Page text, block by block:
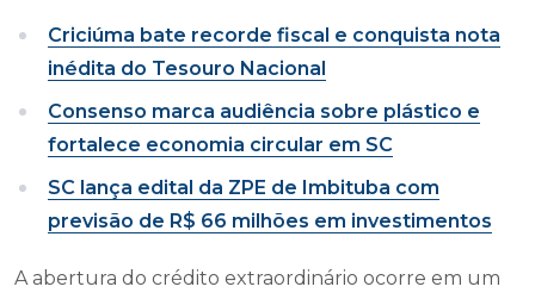
Criciúma bate recorde fiscal e conquista nota
inédita do Tesouro Nacional
Consenso marca audiência sobre plástico e
fortalece economia circular em SC
SC lança edital da ZPE de Imbituba com
previsão de R$ 66 milhões em investimentos
A abertura do crédito extraordinário ocorre em um